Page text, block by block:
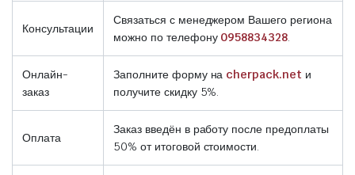
Консультации
Связаться с менеджером Вашего региона
можно по телефону 0958834328.
Онлайн-
заказ
Заполните форму на cherpack.net и
получите скидку 5%.
Оплата
Заказ введён в работу после предоплаты
50% от итоговой стоимости.